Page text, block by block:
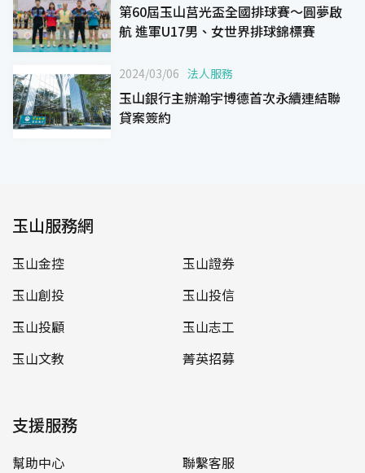
第60屆玉山莒光盃全國排球賽〜圓夢啟
航 進軍U17男、女世界排球錦標賽
2024/03/06 法人服務
玉山銀行主辦瀚宇博德首次永續連結聯
貸案簽約
玉山服務網
玉山金控
玉山證券
玉山創投
玉山投信
玉山投顧
玉山志工
玉山文教
菁英招募
支援服務
幫助中心
聯繫客服